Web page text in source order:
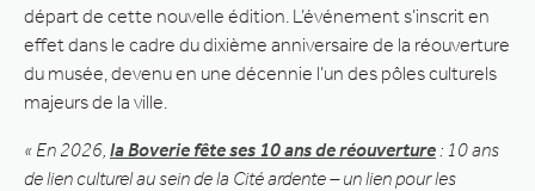
départ de cette nouvelle édition. L’événement s’inscrit en
effet dans le cadre du dixième anniversaire de la réouverture
du musée, devenu en une décennie l’un des pôles culturels
majeurs de la ville.
« En 2026, la Boverie fête ses 10 ans de réouverture : 10 ans
de lien culturel au sein de la Cité ardente – un lien pour les